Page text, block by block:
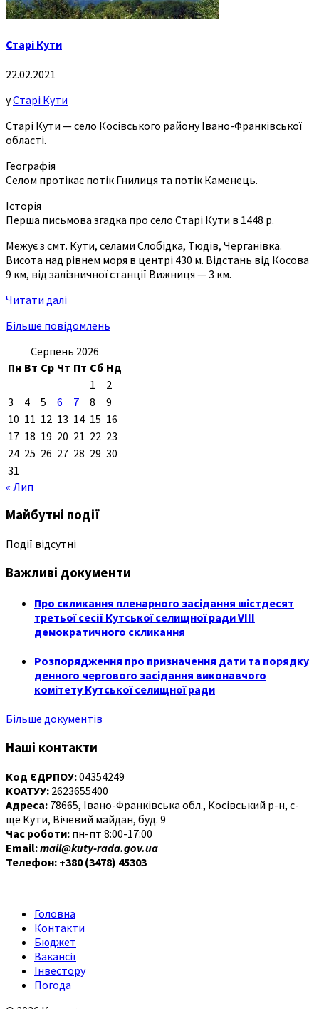
Старі Кути
22.02.2021
уСтарі Кути
Старі Кути — село Косівського району Івано-Франківської
області.
Географія
Селом протікає потік Гнилиця та потік Каменець.
Історія
Перша письмова згадка про село Старі Кути в 1448 р.
Межує з смт. Кути, селами Слобідка, Тюдів, Черганівка.
Висота над рівнем моря в центрі 430 м. Відстань від Косова
9 км, від залізничної станції Вижниця — 3 км.
Читати далі
Більше повідомлень
Серпень 2026
Пн Вт Ср Чт Пт Сб Нд
1
2
3
4 5 6 7 8
9
10 11 12 13 14 15 16
17 18 19 20 21 22 23
24 25 26 27 28 29 30
31
« Лип
Майбутні події
Події відсутні
Важливі документи
Про скликання пленарного засідання шістдесят
третьої сесії Кутської селищної ради VIII
демократичного скликання
Розпорядження про призначення дати та порядку
денного чергового засідання виконавчого
комітету Кутської селищної ради
Більше документів
Наші контакти
Код ЄДРПОУ:04354249
КОАТУУ: 2623655400
Адреса: 78665, Івано-Франківська обл., Косівський р-н, с-
ще Кути, Вічевий майдан, буд. 9
Час роботи: пн-пт 8:00-17:00
Email:mail@kuty-rada.gov.ua
Телефон: +380 (3478) 45303
Головна
Контакти
Бюджет
Вакансії
Інвестору
Погода